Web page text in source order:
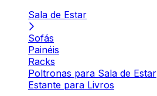
Sala de Estar
Sofás
Painéis
Racks
Poltronas para Sala de Estar
Estante para Livros